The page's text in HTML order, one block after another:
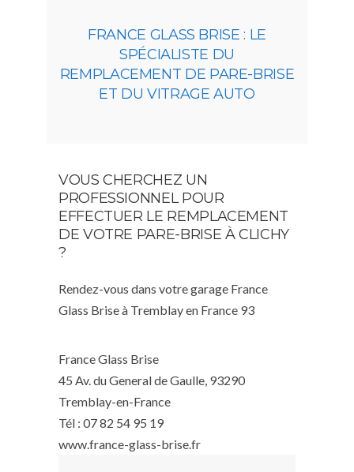
FRANCE GLASS BRISE : LE
SPÉCIALISTE DU
REMPLACEMENT DE PARE-BRISE
ET DU VITRAGE AUTO
VOUS CHERCHEZ UN
PROFESSIONNEL POUR
EFFECTUER LE REMPLACEMENT
DE VOTRE PARE-BRISE À CLICHY
?
Rendez-vous dans votre garage France
Glass Brise à Tremblay en France 93
France Glass Brise
45 Av. du General de Gaulle, 93290
Tremblay-en-France
Tél : 07 82 54 95 19
www.france-glass-brise.fr